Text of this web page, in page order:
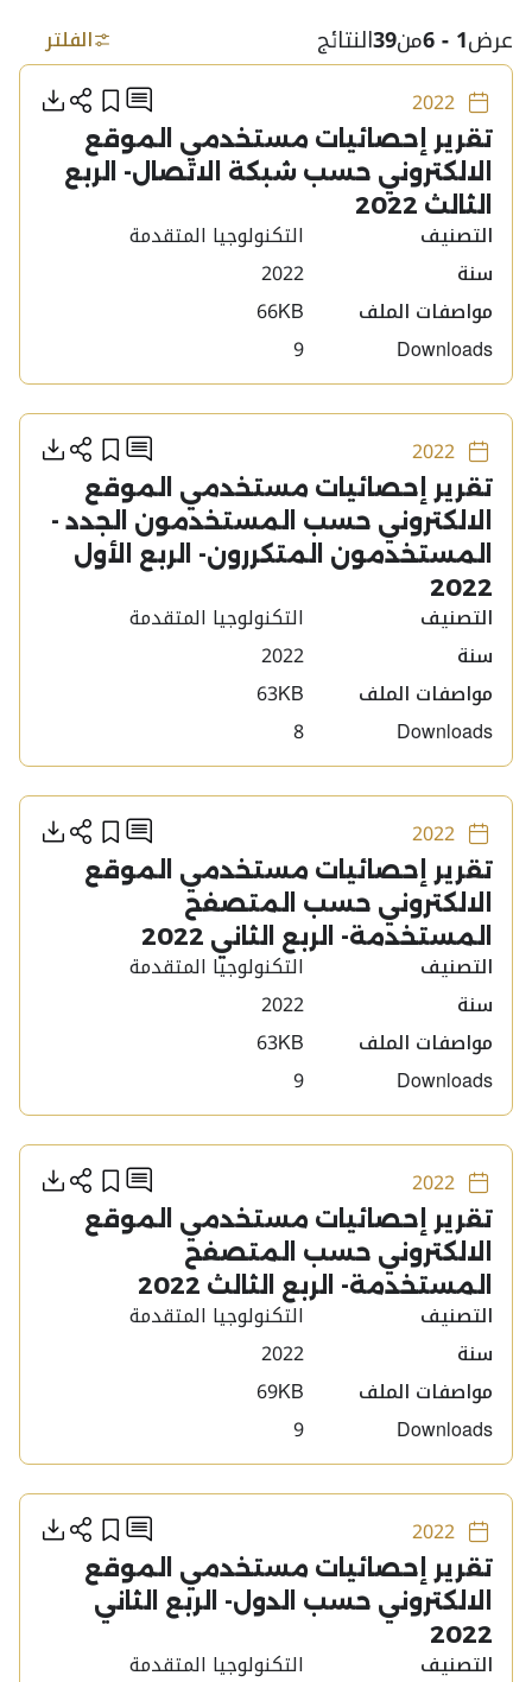
عرض1 - 6 من39النتائج
الفلتر
2022
إضافة
أضف
تقرير إحصائيات مستخدمي الموقع
الالكتروني حسب شبكة الاتصال- الربع
الثالث 2022
التصنيف
التكنولوجيا المتقدمة
سنة
2022
مواصفات الملف
66KB
Downloads
9
2022 إضافة
أضف
تقرير إحصائيات مستخدمي الموقع
الالكتروني حسب المستخدمون الجدد -
المستخدمون المتكررون- الربع الأول
2022
التصنيف
التكنولوجيا المتقدمة
سنة
2022
مواصفات الملف
63KB
Downloads
8
2022 إضافة
أضف
تقرير إحصائيات مستخدمي الموقع
الالكتروني حسب المتصفح
المستخدمة- الربع الثاني 2022
التصنيف
التكنولوجيا المتقدمة
سنة
2022
مواصفات الملف
63KB
Downloads
9
2022 إضافة
أضف
تقرير إحصائيات مستخدمي الموقع
الالكتروني حسب المتصفح
المستخدمة- الربع الثالث 2022
التصنيف
التكنولوجيا المتقدمة
سنة
2022
مواصفات الملف
69KB
Downloads
9
2022 إضافة
أضف
تقرير إحصائيات مستخدمي الموقع
الالكتروني حسب الدول- الربع الثاني
2022
التصنيف
التكنولوجيا المتقدمة